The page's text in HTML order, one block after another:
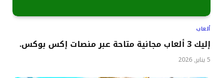
ألعاب
إليك 3 ألعاب مجانية متاحة عبر منصات إكس بوكس.
5 يناير, 2026